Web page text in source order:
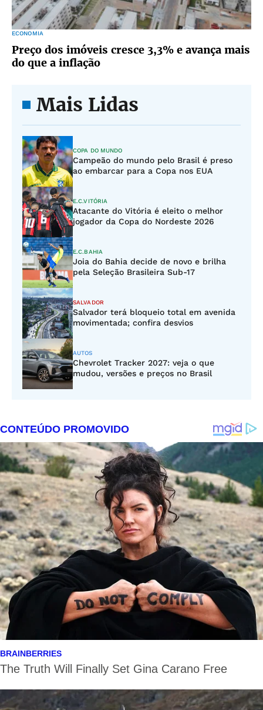
ECONOMIA
Preço dos imóveis cresce 3,3% e avança mais
do que a inflação
Mais Lidas
COPA DO MUNDO
Campeão do mundo pelo Brasil é preso
ao embarcar para a Copa nos EUA
E.C.VITÓRIA
Atacante do Vitória é eleito o melhor
jogador da Copa do Nordeste 2026
E.C.BAHIA
Joia do Bahia decide de novo e brilha
pela Seleção Brasileira Sub-17
SALVADOR
Salvador terá bloqueio total em avenida
movimentada; confira desvios
AUTOS
Chevrolet Tracker 2027: veja o que
mudou, versões e preços no Brasil